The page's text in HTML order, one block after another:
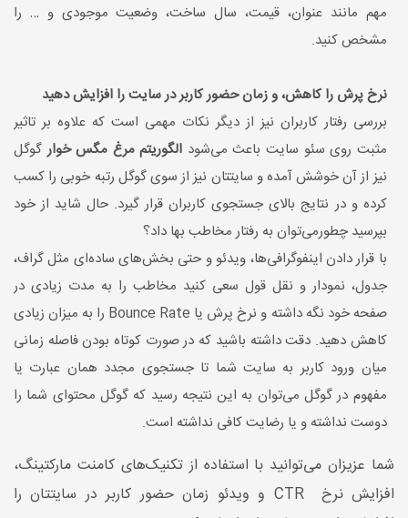
مهم مانند عنوان، قیمت، سال ساخت، وضعیت موجودی و … را
مشخص کنید.
نرخ پرش را کاهش، و زمان حضور کاربر در سایت را افزایش دهید
بررسی رفتار کاربران نیز از دیگر نکات مهمی است که علاوه بر تاثیر
مثبت روی سئو سایت باعث می‌شود الگوریتم مرغ مگس خوارگوگل
نیز از آن خوشش آمده و سایتتان نیز از سوی گوگل رتبه خوبی را کسب
کرده و در نتایج بالای جستجوی کاربران قرار گیرد. حال شاید از خود
بپرسید چطورمی‌توان به رفتار مخاطب بها داد؟
با قرار دادن اینفوگرافی‌ها، ویدئو و حتی بخش‌های ساده‌ای مثل گراف،
جدول، نمودار و نقل قول سعی کنید مخاطب را به مدت زیادی در
صفحه خود نگه داشته و نرخ پرش یا Bounce Rate را به میزان زیادی
کاهش دهید. دقت داشته باشید که در صورت کوتاه بودن فاصله زمانی
میان ورود کاربر به سایت شما تا جستجوی مجدد همان عبارت یا
مفهوم در گوگل می‌توان به این نتیجه رسید که گوگل محتوای شما را
دوست نداشته و یا رضایت کافی نداشته است.
شما عزیزان می‌توانید با استفاده از تکنیک‌های کامنت مارکتینگ،
افزایش نرخ CTR و ویدئو زمان حضور کاربر در سایتتان را